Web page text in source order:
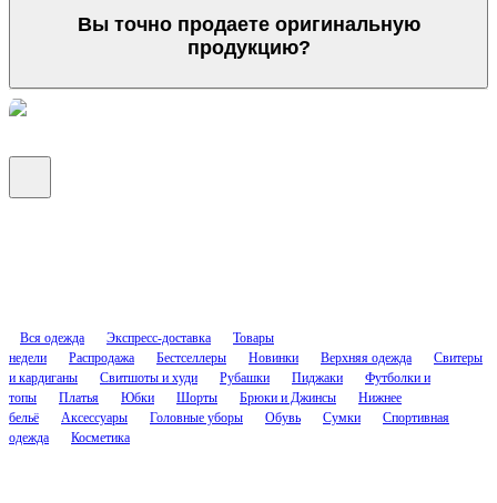
Вы точно продаете оригинальную
продукцию?
Вся одежда Экспресс-доставка
Товары
недели
Распродажа Бестселлеры Новинки Верхняя одежда
Свитеры
и кардиганы
Свитшоты и худи Рубашки Пиджаки
Футболки и
топы
Платья Юбки Шорты Брюки и Джинсы
Нижнее
бельё
Аксессуары Головные уборы Обувь Сумки
Спортивная
одежда
Косметика